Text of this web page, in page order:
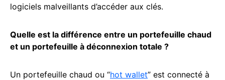
logiciels malveillants d’accéder aux clés.
Quelle est la différence entre un portefeuille chaud
et un portefeuille à déconnexion totale ?
Un portefeuille chaud ou “hot wallet” est connecté à